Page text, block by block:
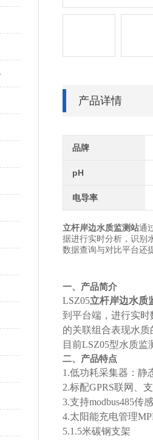
产品详情
品牌
pH
电导率
立杆岸边水质监测站通
据进行实时分析，识别
数据查询与对比平台还
一、产品简介
LSZ05立杆岸边水质
到平台端，进行实
的关联组合表现水
目前LSZ05型水质
二、产品特点
1.低功耗采集器：静
2.标配GPRS联网、
3.支持modbus485传
4.太阳能充电管理
5.1.5米碳钢支架